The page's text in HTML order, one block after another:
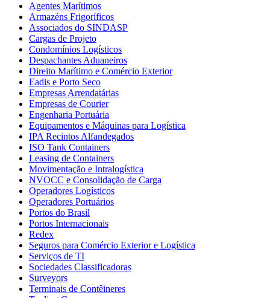
Agentes Marítimos
Armazéns Frigoríficos
Associados do SINDASP
Cargas de Projeto
Condomínios Logísticos
Despachantes Aduaneiros
Direito Marítimo e Comércio Exterior
Eadis e Porto Seco
Empresas Arrendatárias
Empresas de Courier
Engenharia Portuária
Equipamentos e Máquinas para Logística
IPA Recintos Alfandegados
ISO Tank Containers
Leasing de Containers
Movimentação e Intralogística
NVOCC e Consolidação de Carga
Operadores Logísticos
Operadores Portuários
Portos do Brasil
Portos Internacionais
Redex
Seguros para Comércio Exterior e Logística
Serviços de TI
Sociedades Classificadoras
Surveyors
Terminais de Contêineres